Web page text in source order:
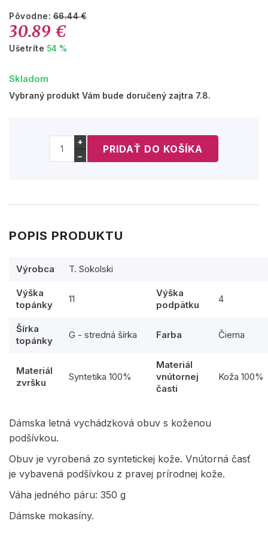
Pôvodne:66.44 €
30.89 €
Ušetríte 54 %
Skladom
Vybraný produkt Vám bude doručený zajtra 7.8.
+
−
POPIS PRODUKTU
Výrobca T. Sokolski
Výška
topánky
11
Výška
podpätku
4
Šírka
topánky
G - stredná šírka Farba Čierna
Materiál
zvršku
Syntetika 100%
Materiál
vnútornej
časti
Koža 100%
Dámska letná vychádzková obuv s koženou
podšívkou.
Obuv je vyrobená zo syntetickej kože. Vnútorná časť
je vybavená podšívkou z pravej prírodnej kože.
Váha jedného páru: 350 g
Dámske mokasíny.